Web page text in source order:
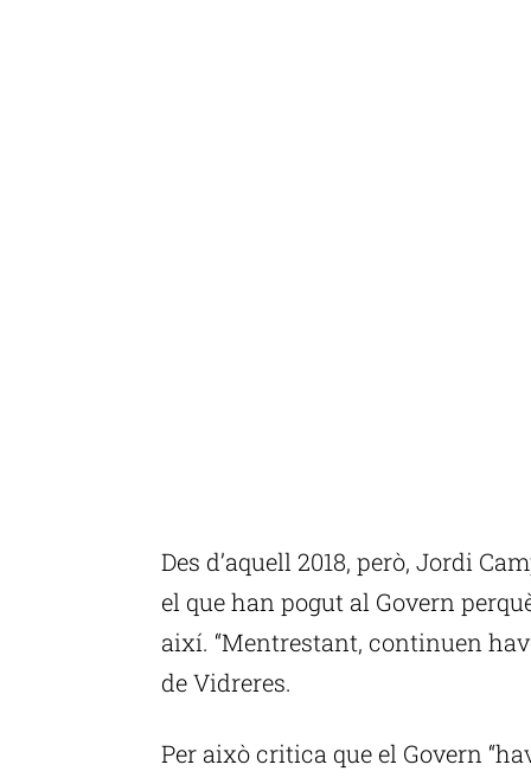
Des d’aquell 2018, però, Jordi
el que han pogut al Govern
així. “Mentrestant, continuen
de Vidreres.
Per això critica que el Govern